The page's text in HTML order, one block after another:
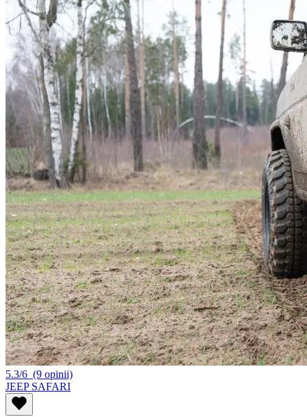
5.3/6 (9 opinii)
JEEP SAFARI